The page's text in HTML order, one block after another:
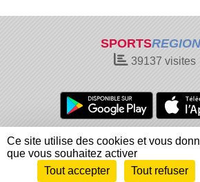
SPORTS
39137 visites
Charte cookies
Gestion
Informations légales
Signaler un
Envie de participer ?
Ce site utilise des cookies et vous
que vous souhaitez activer
Tout accepter
Tout refuser